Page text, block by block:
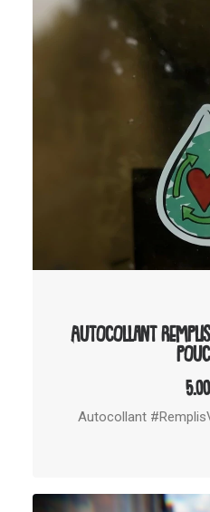
Autocollant
5.00
Autocollant